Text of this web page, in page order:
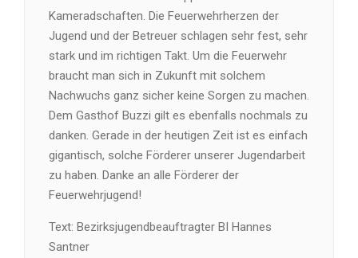
Kameradschaften. Die Feuerwehrherzen der
Jugend und der Betreuer schlagen sehr fest, sehr
stark und im richtigen Takt. Um die Feuerwehr
braucht man sich in Zukunft mit solchem
Nachwuchs ganz sicher keine Sorgen zu machen.
Dem Gasthof Buzzi gilt es ebenfalls nochmals zu
danken. Gerade in der heutigen Zeit ist es einfach
gigantisch, solche Förderer unserer Jugendarbeit
zu haben. Danke an alle Förderer der
Feuerwehrjugend!
Text: Bezirksjugendbeauftragter BI Hannes
Santner